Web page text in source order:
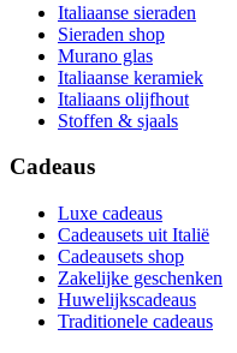
Italiaanse sieraden
Sieraden shop
Murano glas
Italiaanse keramiek
Italiaans olijfhout
Stoffen & sjaals
Cadeaus
Luxe cadeaus
Cadeausets uit Italië
Cadeausets shop
Zakelijke geschenken
Huwelijkscadeaus
Traditionele cadeaus